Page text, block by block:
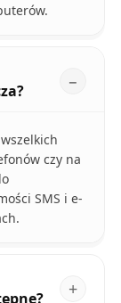
czy na
SMS i e-